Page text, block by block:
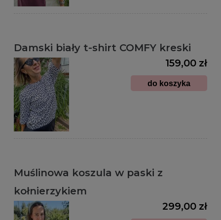
Damski biały t-shirt COMFY kreski
159,00 zł
do koszyka
Muślinowa koszula w paski z
kołnierzykiem
299,00 zł